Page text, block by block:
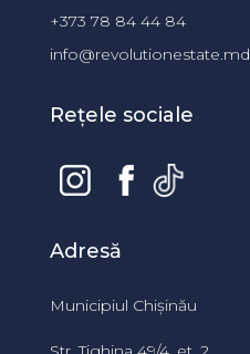
+373 78 84 44 84
info@revolutionestate.md
Rețele sociale
Adresă
Municipiul Chișinău